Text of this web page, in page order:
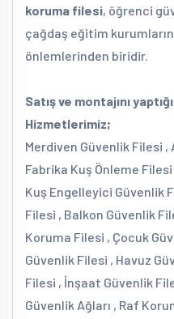
koruma filesi, öğrenci
çağdaş eğitim
önlemlerinden biridir.
Satış ve montajını
Hizmetlerimiz;
Merdiven Güvenlik Filesi
Fabrika Kuş Önleme
Kuş Engelleyici Güvenlik
Filesi , Balkon Güvenlik
Koruma Filesi , Çocuk
Güvenlik Filesi , Havuz
Filesi , İnşaat Güvenlik
Güvenlik Ağları , Raf